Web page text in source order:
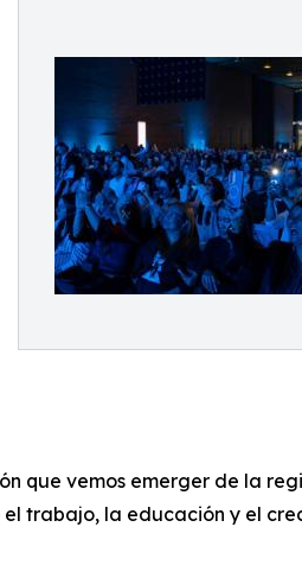
que vemos emerger de la
trabajo, la educación y el